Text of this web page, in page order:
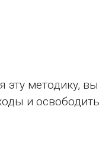
эту методику, вы
и освободить